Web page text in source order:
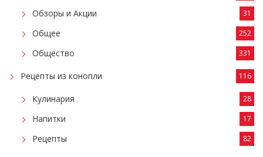
Обзоры и Акции 31
Общее 252
Общество 331
Рецепты из конопли 116
Кулинария 28
Напитки 17
Рецепты 82